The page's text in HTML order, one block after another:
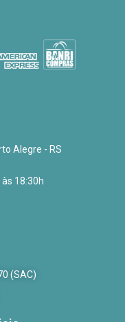
Alegre - RS
18:30h
(SAC)